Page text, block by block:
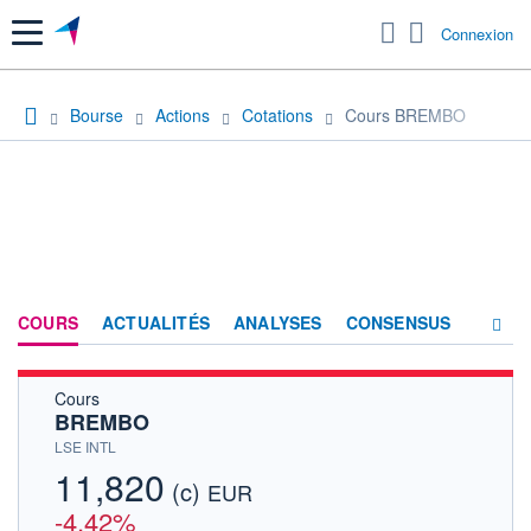
Menu Connexion
Bourse Actions Cotations Cours BREMBO
COURS ACTUALITÉS ANALYSES CONSENSUS
Cours
BREMBO
LSE INTL
11,820 (c) EUR
-4,42%